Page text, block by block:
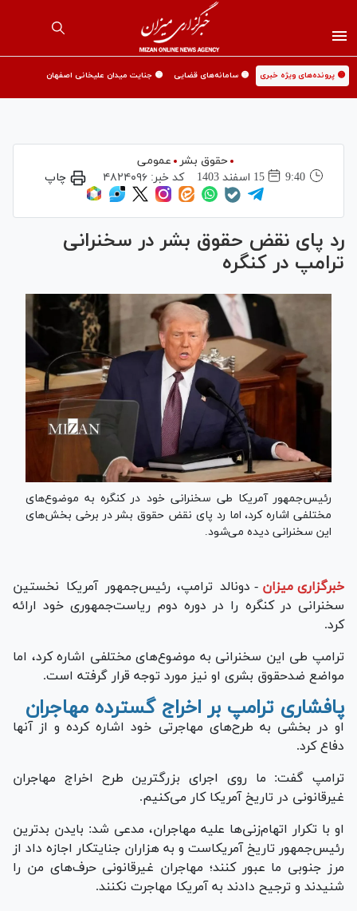
🟡 پرونده‌های ویژه خبری 🟡 سامانه‌های قضایی 🟡 جنایت میدان علیخانی اصفهان
حقوق بشر
عمومی
9:40
15 اسفند 1403 کد خبر:۴۸۲۴۰۹۶ چاپ
رد پای نقض حقوق بشر در سخنرانی
ترامپ در کنگره
رئیس‌جمهور آمریکا طی سخنرانی خود در کنگره به موضوع‌های
مختلفی اشاره کرد، اما رد پای نقض حقوق بشر در برخی بخش‌های
این سخنرانی دیده می‌شود.
خبرگزاری میزان - دونالد ترامپ، رئیس‌جمهور آمریکا نخستین
سخنرانی در کنگره را در دوره دوم ریاست‌جمهوری خود ارائه
کرد.
ترامپ طی این سخنرانی به موضوع‌های مختلفی اشاره کرد، اما
مواضع ضدحقوق بشری او نیز مورد توجه قرار گرفته است.
پافشاری ترامپ بر اخراج گسترده مهاجران
او در بخشی به طرح‌های مهاجرتی خود اشاره کرده و از آنها
دفاع کرد.
ترامپ گفت: ما روی اجرای بزرگترین طرح اخراج مهاجران
غیرقانونی در تاریخ آمریکا کار می‌کنیم.
او با تکرار اتهام‌زنی‌ها علیه مهاجران، مدعی شد: بایدن بدترین
رئیس‌جمهور تاریخ آمریکاست و به هزاران جنایتکار اجازه داد از
مرز جنوبی ما عبور کنند؛ مهاجران غیرقانونی حرف‌های من را
شنیدند و ترجیح دادند به آمریکا مهاجرت نکنند.